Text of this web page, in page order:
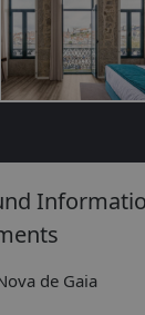
de Gaia